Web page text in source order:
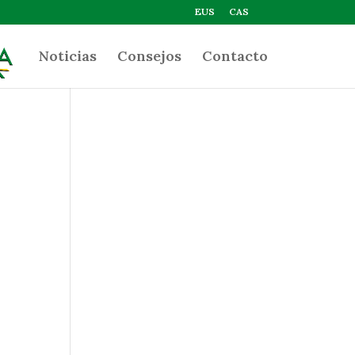
EUS CAS
Noticias Consejos Contacto